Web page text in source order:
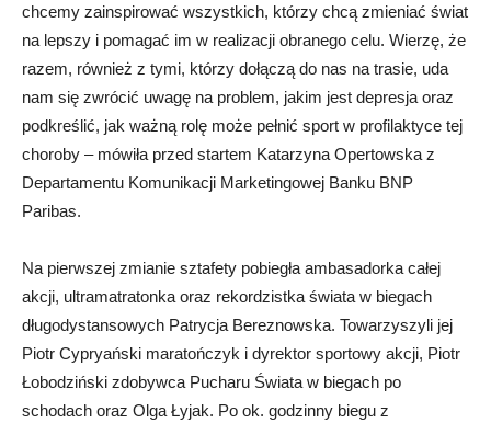
chcemy zainspirować wszystkich, którzy chcą zmieniać świat
na lepszy i pomagać im w realizacji obranego celu. Wierzę, że
razem, również z tymi, którzy dołączą do nas na trasie, uda
nam się zwrócić uwagę na problem, jakim jest depresja oraz
podkreślić, jak ważną rolę może pełnić sport w profilaktyce tej
choroby – mówiła przed startem Katarzyna Opertowska z
Departamentu Komunikacji Marketingowej Banku BNP
Paribas.
Na pierwszej zmianie sztafety pobiegła ambasadorka całej
akcji, ultramatratonka oraz rekordzistka świata w biegach
długodystansowych Patrycja Bereznowska. Towarzyszyli jej
Piotr Cypryański maratończyk i dyrektor sportowy akcji, Piotr
Łobodziński zdobywca Pucharu Świata w biegach po
schodach oraz Olga Łyjak. Po ok. godzinny biegu z